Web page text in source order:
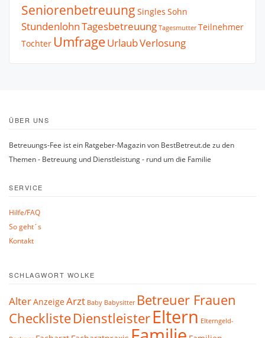
Seniorenbetreuung Singles Sohn
StundenlohnTagesbetreuung Tagesmutter Teilnehmer
Tochter UmfrageUrlaubVerlosung
ÜBER UNS
Betreuungs-Fee ist ein Ratgeber-Magazin von BestBetreut.de zu den
Themen - Betreuung und Dienstleistung - rund um die Familie
SERVICE
Hilfe/FAQ
So geht´s
Kontakt
SCHLAGWORT WOLKE
AlterAnzeigeArzt Baby Babysitter Betreuer Frauen
ChecklisteDienstleisterEltern Elterngeld-